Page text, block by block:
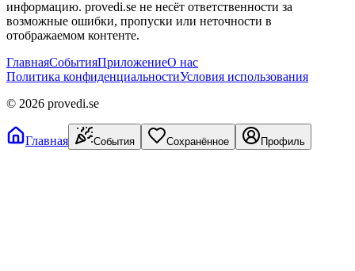
информацию. provedi.se не несёт ответственности за
возможные ошибки, пропуски или неточности в
отображаемом контенте.
ГлавнаяСобытияПриложениеО нас
Политика конфиденциальностиУсловия использования
© 2026 provedi.se
Главная События Сохранённое Профиль